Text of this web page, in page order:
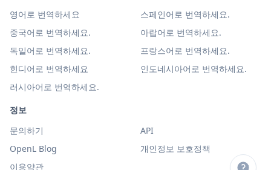
영어로 번역하세요
스페인어로 번역하세요.
중국어로 번역하세요.
아랍어로 번역하세요.
독일어로 번역하세요.
프랑스어로 번역하세요.
힌디어로 번역하세요
인도네시아어로 번역하세요.
러시아어로 번역하세요.
정보
문의하기
API
OpenL Blog
개인정보 보호정책
이용약관